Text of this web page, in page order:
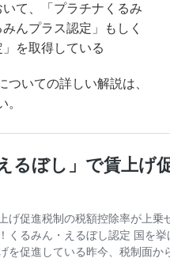
て、「プラチナくるみ
んプラス認定」もしく
を取得している
ついての詳しい解説は、
。